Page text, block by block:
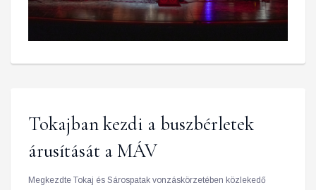
Tokajban kezdi a buszbérletek
árusítását a MÁV
Megkezdte Tokaj és Sárospatak vonzáskörzetében közlekedő